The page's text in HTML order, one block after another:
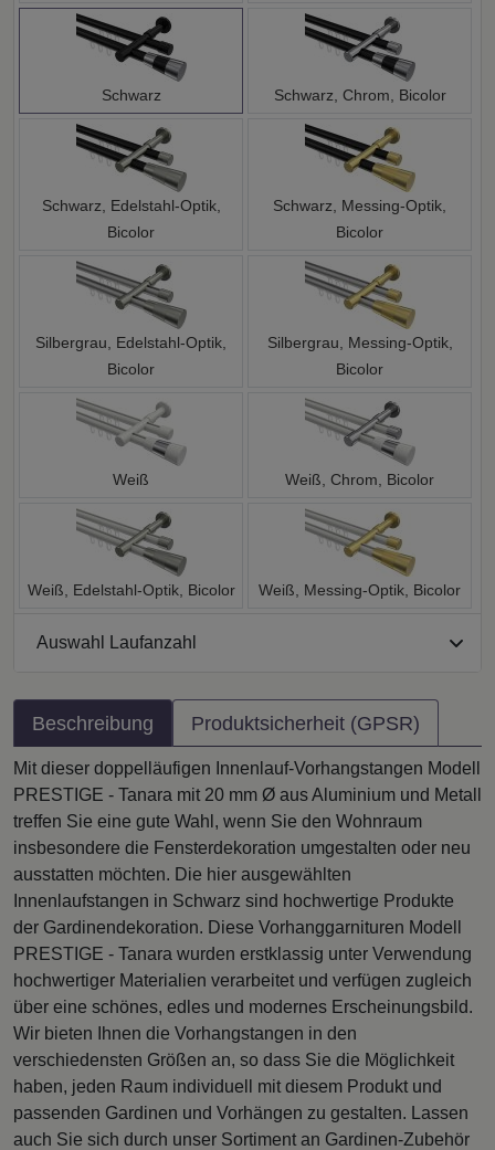
Schwarz Schwarz, Chrom, Bicolor
Schwarz, Edelstahl-Optik,
Bicolor
Schwarz, Messing-Optik,
Bicolor
Silbergrau, Edelstahl-Optik,
Bicolor
Silbergrau, Messing-Optik,
Bicolor
Weiß Weiß, Chrom, Bicolor
Weiß, Edelstahl-Optik, Bicolor Weiß, Messing-Optik, Bicolor
Auswahl Laufanzahl
Beschreibung Produktsicherheit (GPSR)
Mit dieser doppelläufigen Innenlauf-Vorhangstangen Modell
PRESTIGE - Tanara mit 20 mm Ø aus Aluminium und Metall
treffen Sie eine gute Wahl, wenn Sie den Wohnraum
insbesondere die Fensterdekoration umgestalten oder neu
ausstatten möchten. Die hier ausgewählten
Innenlaufstangen in Schwarz sind hochwertige Produkte
der Gardinendekoration. Diese Vorhanggarnituren Modell
PRESTIGE - Tanara wurden erstklassig unter Verwendung
hochwertiger Materialien verarbeitet und verfügen zugleich
über eine schönes, edles und modernes Erscheinungsbild.
Wir bieten Ihnen die Vorhangstangen in den
verschiedensten Größen an, so dass Sie die Möglichkeit
haben, jeden Raum individuell mit diesem Produkt und
passenden Gardinen und Vorhängen zu gestalten. Lassen
auch Sie sich durch unser Sortiment an Gardinen-Zubehör